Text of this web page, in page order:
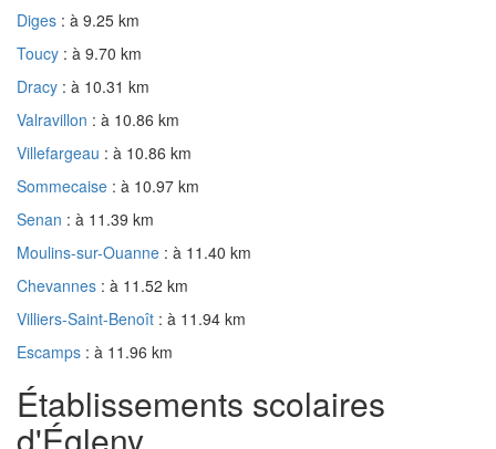
Diges : à 9.25 km
Toucy : à 9.70 km
Dracy : à 10.31 km
Valravillon : à 10.86 km
Villefargeau : à 10.86 km
Sommecaise : à 10.97 km
Senan : à 11.39 km
Moulins-sur-Ouanne : à 11.40 km
Chevannes : à 11.52 km
Villiers-Saint-Benoît : à 11.94 km
Escamps : à 11.96 km
Établissements scolaires